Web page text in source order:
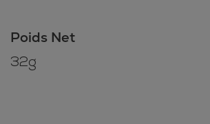
Poids Net
32g